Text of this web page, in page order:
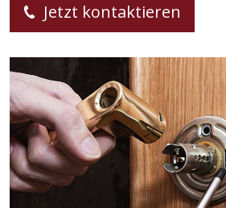
Jetzt kontaktieren